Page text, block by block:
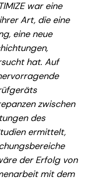
war eine
Art, die eine
eine neue
hat. Auf
zwischen
des
ermittelt,
der Erfolg von
mit dem